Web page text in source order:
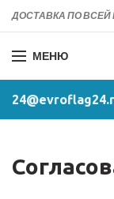
ДОСТАВКА ПО
МЕНЮ